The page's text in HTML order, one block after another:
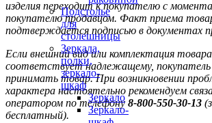
Подстолье
для
столешницы
Зеркала,
полки,
зеркало-
шкаф
Зеркало
Зеркало-
изделия переходит к покупателю с
покупателю продавцом. Факт приема
подтверждается подписью в документах
Если внешний вид или комплектация
соответствует надлежащему, покупатель
принимать товар. При возникновении
характера настоятельно рекомендуем
оператором по телефону 8-800-550-30-13
бесплатный).